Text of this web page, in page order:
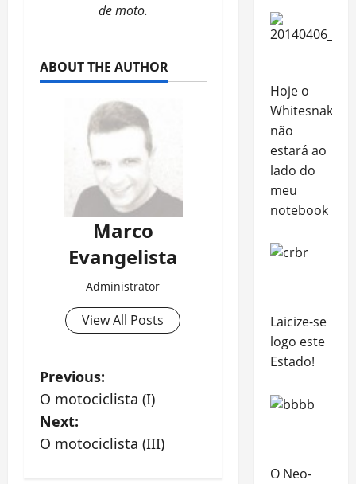
de moto.
ABOUT THE AUTHOR
Marco
Evangelista
Administrator
View All Posts
P
o
s
Previous:
O motociclista (I)
Next:
O motociclista (III)
Hoje o
Whitesnake
não
estará ao
lado do
meu
notebook
Laicize-se
logo este
Estado!
O Neo-